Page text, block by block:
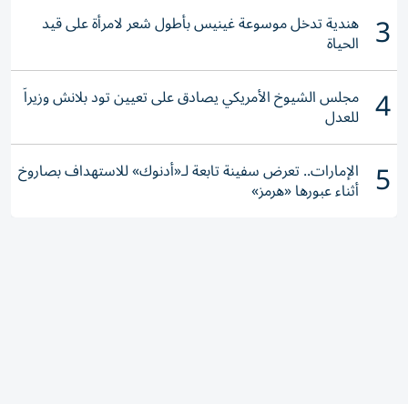
3 هندية تدخل موسوعة غينيس بأطول شعر لامرأة على قيد
الحياة
4 مجلس الشيوخ الأمريكي يصادق على تعيين تود بلانش وزيراً
للعدل
5 الإمارات.. تعرض سفينة تابعة لـ«أدنوك» للاستهداف بصاروخ
أثناء عبورها «هرمز»